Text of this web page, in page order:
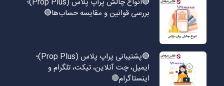
بررسی قوانین و مقایسه حساب‌ها🔴
🔴پشتیبانی پراپ پلاس (Prop Plus)؛
ایمیل، چت آنلاین، تیکت، تلگرام و
اینستاگرام🔴